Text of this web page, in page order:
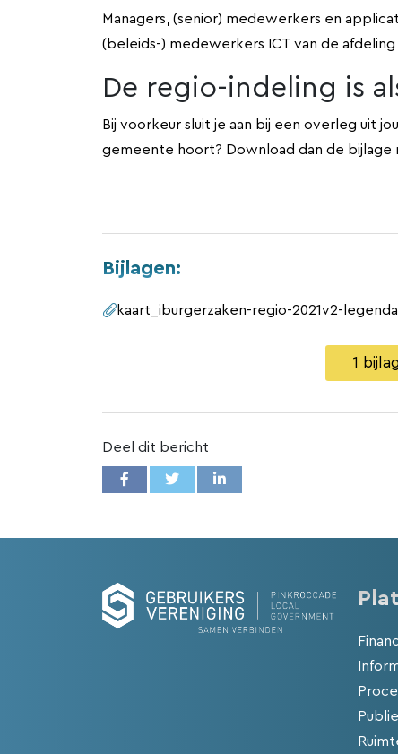
Managers, (senior) medewerkers en
(beleids-) medewerkers ICT van de afdeling
De regio-indeling is
Bij voorkeur sluit je aan bij een overleg uit
gemeente hoort? Download dan de bijlage
Bijlagen:
kaart_iburgerzaken-regio-2021v2-
1
Deel dit bericht